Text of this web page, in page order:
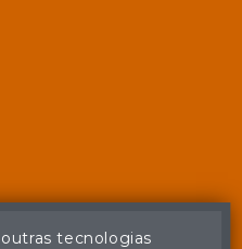
tecnologias